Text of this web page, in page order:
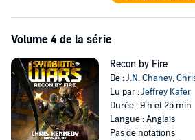
Volume 4 de la série
Recon by Fire
De :J.N. Chaney,
Lu par :Jeffrey Kafer
Durée : 9 h et 25 min
Langue : Anglais
Pas de notations